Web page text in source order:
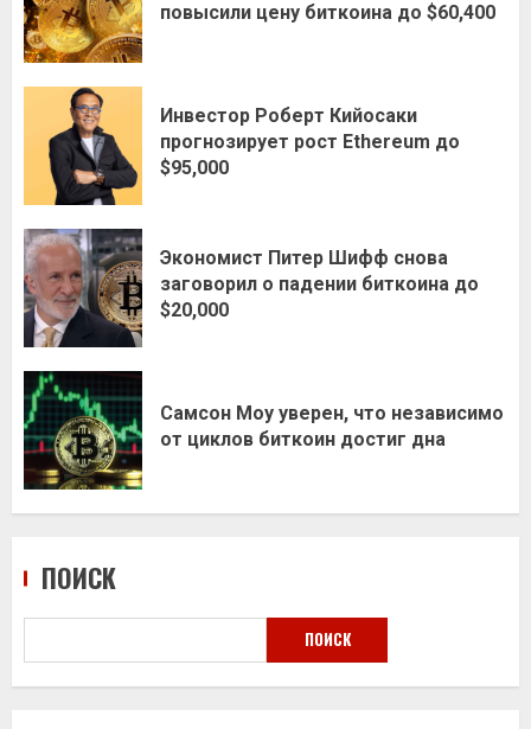
повысили цену биткоина до $60,400
Инвестор Роберт Кийосаки
прогнозирует рост Ethereum до
$95,000
Экономист Питер Шифф снова
заговорил о падении биткоина до
$20,000
Самсон Моу уверен, что независимо
от циклов биткоин достиг дна
ПОИСК
ПОИСК